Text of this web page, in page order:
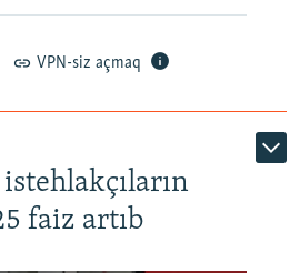
VPN-siz açmaq
faiz artıb